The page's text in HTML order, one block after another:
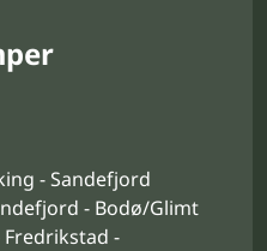
- Sandefjord
- Bodø/Glimt
Fredrikstad -